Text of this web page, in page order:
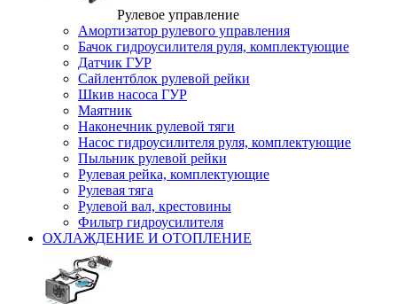
Рулевое управление
Амортизатор рулевого управления
Бачок гидроусилителя руля, комплектующие
Датчик ГУР
Сайлентблок рулевой рейки
Шкив насоса ГУР
Маятник
Наконечник рулевой тяги
Насос гидроусилителя руля, комплектующие
Пыльник рулевой рейки
Рулевая рейка, комплектующие
Рулевая тяга
Рулевой вал, крестовины
Фильтр гидроусилителя
ОХЛАЖДЕНИЕ И ОТОПЛЕНИЕ